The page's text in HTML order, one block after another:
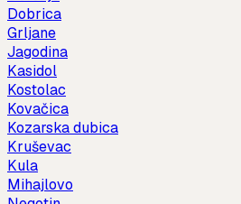
Dobrica
Grljane
Jagodina
Kasidol
Kostolac
Kovačica
Kozarska dubica
Kruševac
Kula
Mihajlovo